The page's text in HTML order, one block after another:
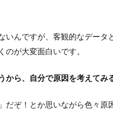
いんですが、客観的なデータ
のが大変面白いです。
ら、自分で原因を考えてみ
ぞ！とか思いながら色々原